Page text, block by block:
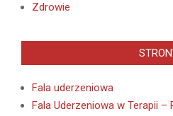
Zdrowie
Fala uderzeniowa
Fala Uderzeniowa w Terapii –